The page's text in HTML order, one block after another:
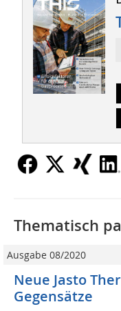
Thematisch
Ausgabe 08/2020
Neue Jasto
Gegensätze